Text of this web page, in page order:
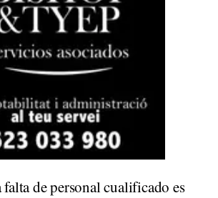
de personal cualificado es